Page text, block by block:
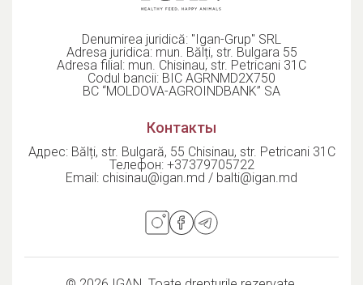
Denumirea juridică: "Igan-Grup" SRL
Adresa juridica: mun. Bălți, str. Bulgara 55
Adresa filial: mun. Chisinau, str. Petricani 31C
Codul bancii: BIC AGRNMD2X750
BC “MOLDOVA-AGROINDBANK” SA
Контакты
Адрес: Bălți, str. Bulgară, 55 Chisinau, str. Petricani 31C
Телефон: +37379705722
Email: chisinau@igan.md / balti@igan.md